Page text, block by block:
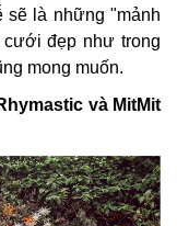
sẽ là những "mảnh
cưới đẹp như trong
mong muốn.
và MitMit